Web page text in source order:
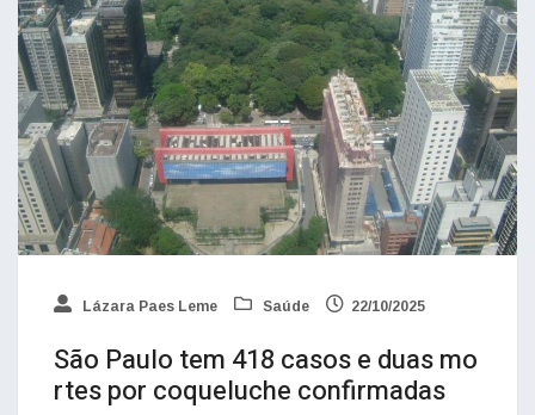
Lázara Paes Leme Saúde 22/10/2025
São Paulo tem 418 casos e duas mo
rtes por coqueluche confirmadas